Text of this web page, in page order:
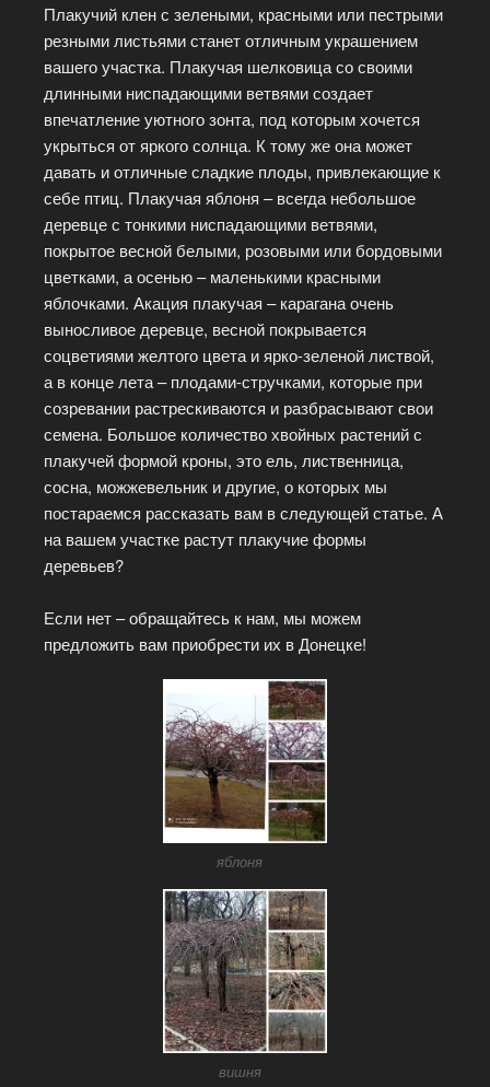
Плакучий клен с зелеными, красными или пестрыми
резными листьями станет отличным украшением
вашего участка. Плакучая шелковица со своими
длинными ниспадающими ветвями создает
впечатление уютного зонта, под которым хочется
укрыться от яркого солнца. К тому же она может
давать и отличные сладкие плоды, привлекающие к
себе птиц. Плакучая яблоня – всегда небольшое
деревце с тонкими ниспадающими ветвями,
покрытое весной белыми, розовыми или бордовыми
цветками, а осенью – маленькими красными
яблочками. Акация плакучая – карагана очень
выносливое деревце, весной покрывается
соцветиями желтого цвета и ярко-зеленой листвой,
а в конце лета – плодами-стручками, которые при
созревании растрескиваются и разбрасывают свои
семена. Большое количество хвойных растений с
плакучей формой кроны, это ель, лиственница,
сосна, можжевельник и другие, о которых мы
постараемся рассказать вам в следующей статье. А
на вашем участке растут плакучие формы
деревьев?
Если нет – обращайтесь к нам, мы можем
предложить вам приобрести их в Донецке!
яблоня
вишня